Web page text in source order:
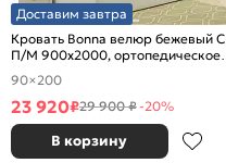
Доставим завтра
Кровать Bonna велюр бежевый С
П/М 900x2000, ортопедическое
основание, изголовье мягкое
90×200
23 920₽29 900 ₽-20%
В корзину